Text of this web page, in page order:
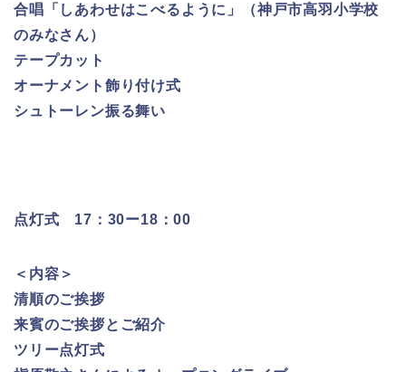
合唱「しあわせはこべるように」（神戸市高羽小学校
のみなさん）
テープカット
オーナメント飾り付け式
シュトーレン振る舞い
点灯式 17：30ー18：00
＜内容＞
清順のご挨拶
来賓のご挨拶とご紹介
ツリー点灯式